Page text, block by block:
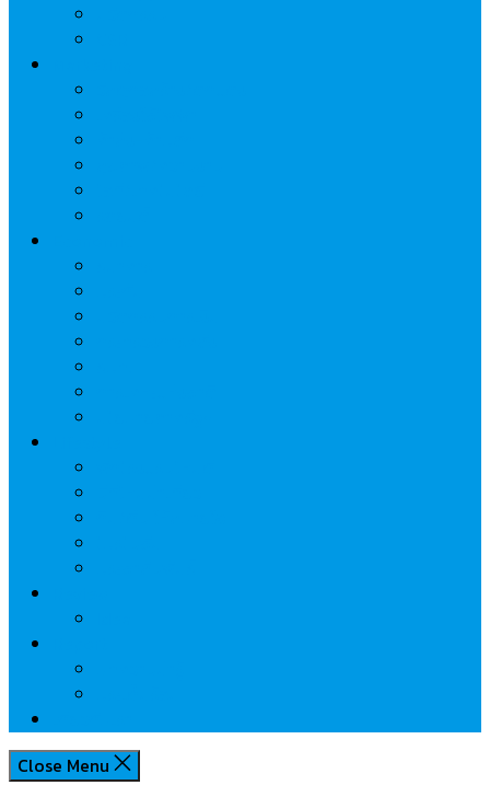
Close Menu